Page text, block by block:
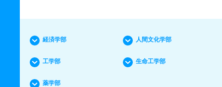
経済学部 人間文化学部
工学部 生命工学部
薬学部